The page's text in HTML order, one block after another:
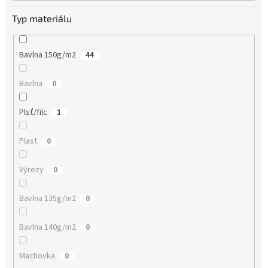
Typ materiálu
Bavlna 150g/m2 44
Bavlna 0
Plsť/filc 1
Plast 0
Výrezy 0
Bavlna 135g/m2 0
Bavlna 140g/m2 0
Machovka 0